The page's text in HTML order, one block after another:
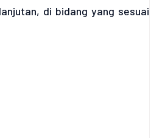
di bidang yang sesuai